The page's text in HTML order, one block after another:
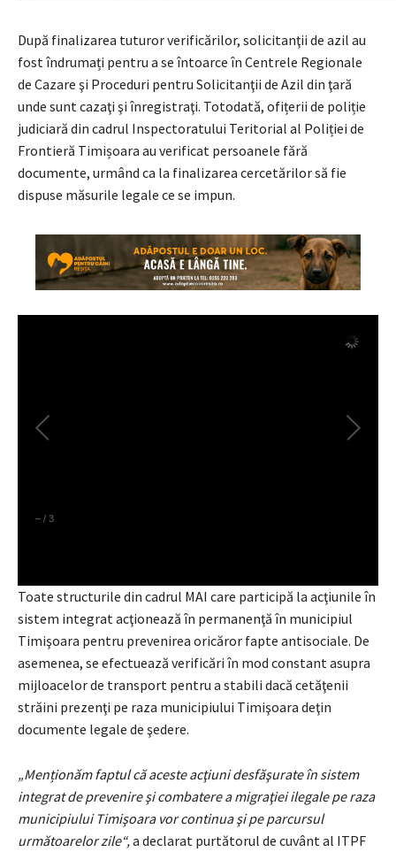
După finalizarea tuturor verificărilor, solicitanţii de azil au
fost îndrumați pentru a se întoarce în Centrele Regionale
de Cazare şi Proceduri pentru Solicitanţii de Azil din ţară
unde sunt cazaţi şi înregistraţi. Totodată, ofițerii de poliție
judiciară din cadrul Inspectoratului Teritorial al Poliției de
Frontieră Timișoara au verificat persoanele fără
documente, urmând ca la finalizarea cercetărilor să fie
dispuse măsurile legale ce se impun.
– / 3
Toate structurile din cadrul MAI care participă la acţiunile în
sistem integrat acţionează în permanenţă în municipiul
Timişoara pentru prevenirea oricăror fapte antisociale. De
asemenea, se efectuează verificări în mod constant asupra
mijloacelor de transport pentru a stabili dacă cetăţenii
străini prezenţi pe raza municipiului Timişoara deţin
documente legale de şedere.
„Menționăm faptul că aceste acţiuni desfăşurate în sistem
integrat de prevenire şi combatere a migraţiei ilegale pe raza
municipiului Timişoara vor continua şi pe parcursul
următoarelor zile“,a declarat purtătorul de cuvânt al ITPF